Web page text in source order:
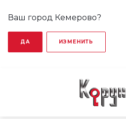
Ваш город Кемерово?
ДА ИЗМЕНИТЬ